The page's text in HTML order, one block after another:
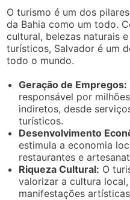
O turismo é um dos
da Bahia como um todo.
cultural, belezas naturais
turísticos, Salvador é um
todo o mundo.
Geração de Empregos:
responsável por
indiretos, desde
turísticos.
Desenvolvimento
estimula a economia
restaurantes e
Riqueza Cultural: O
valorizar a cultura
manifestações